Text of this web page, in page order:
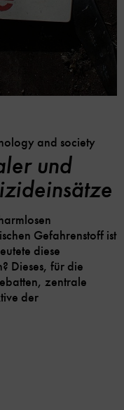
and society
und
Gefahrenstoff ist
diese
Dieses, für die
zentrale
der